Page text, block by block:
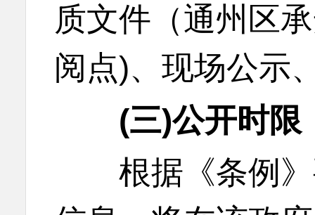
质文件（通州区
阅点)、现场公示
(三)公开时限
根据《条例》